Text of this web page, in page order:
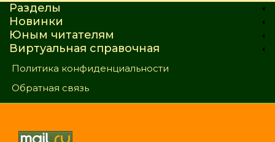
Разделы
Новинки
Юным читателям
Виртуальная справочная
Политика конфиденциальности
Обратная связь